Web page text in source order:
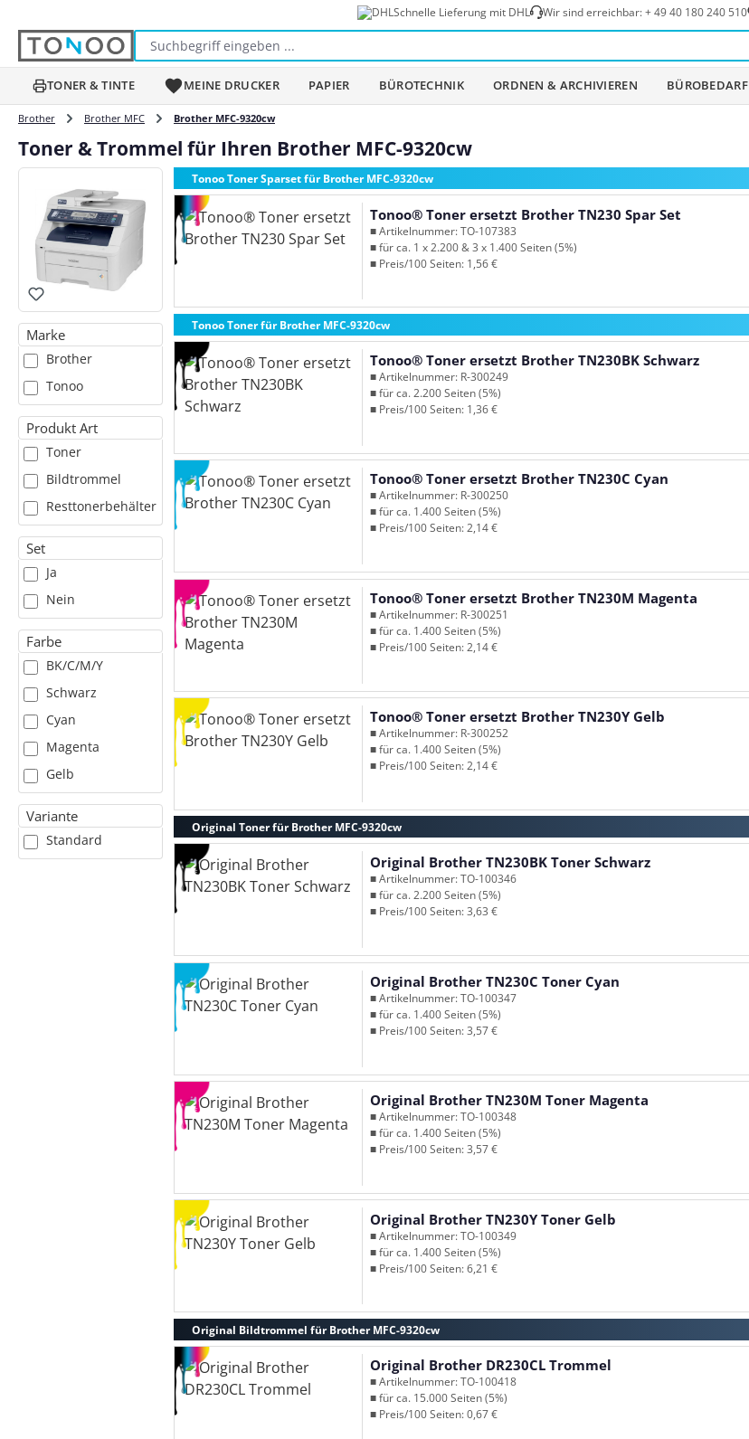
Schnelle Lieferung mit DHL Wir sind erreichbar:+ 49 40 180 240 510
TONER & TINTE MEINE DRUCKER PAPIER BÜROTECHNIK ORDNEN & ARCHIVIEREN BÜROBEDARF
Brother Brother MFC Brother MFC-9320cw
Toner & Trommel für Ihren Brother MFC-9320cw
Marke
Brother
Tonoo
Produkt Art
Toner
Bildtrommel
Resttonerbehälter
Set
Ja
Nein
Farbe
BK/C/M/Y
Schwarz
Cyan
Magenta
Gelb
Variante
Standard
Tonoo Toner Sparset für Brother MFC-9320cw
Tonoo® Toner ersetzt Brother TN230 Spar Set
■ Artikelnummer: TO-107383
■ für ca. 1 x 2.200 & 3 x 1.400 Seiten (5%)
■ Preis/100 Seiten: 1,56 €
Tonoo Toner für Brother MFC-9320cw
Tonoo® Toner ersetzt Brother TN230BK Schwarz
■ Artikelnummer: R-300249
■ für ca. 2.200 Seiten (5%)
■ Preis/100 Seiten: 1,36 €
Tonoo® Toner ersetzt Brother TN230C Cyan
■ Artikelnummer: R-300250
■ für ca. 1.400 Seiten (5%)
■ Preis/100 Seiten: 2,14 €
Tonoo® Toner ersetzt Brother TN230M Magenta
■ Artikelnummer: R-300251
■ für ca. 1.400 Seiten (5%)
■ Preis/100 Seiten: 2,14 €
Tonoo® Toner ersetzt Brother TN230Y Gelb
■ Artikelnummer: R-300252
■ für ca. 1.400 Seiten (5%)
■ Preis/100 Seiten: 2,14 €
Original Toner für Brother MFC-9320cw
Original Brother TN230BK Toner Schwarz
■ Artikelnummer: TO-100346
■ für ca. 2.200 Seiten (5%)
■ Preis/100 Seiten: 3,63 €
Original Brother TN230C Toner Cyan
■ Artikelnummer: TO-100347
■ für ca. 1.400 Seiten (5%)
■ Preis/100 Seiten: 3,57 €
Original Brother TN230M Toner Magenta
■ Artikelnummer: TO-100348
■ für ca. 1.400 Seiten (5%)
■ Preis/100 Seiten: 3,57 €
Original Brother TN230Y Toner Gelb
■ Artikelnummer: TO-100349
■ für ca. 1.400 Seiten (5%)
■ Preis/100 Seiten: 6,21 €
Original Bildtrommel für Brother MFC-9320cw
Original Brother DR230CL Trommel
■ Artikelnummer: TO-100418
■ für ca. 15.000 Seiten (5%)
■ Preis/100 Seiten: 0,67 €